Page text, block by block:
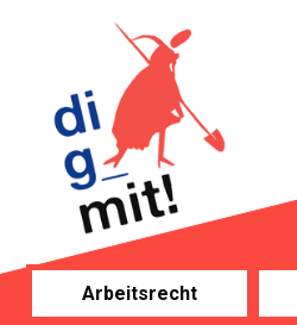
Arbeitsrecht